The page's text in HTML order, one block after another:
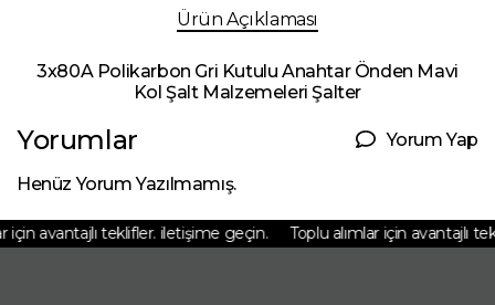
Ürün Açıklaması
3x80A Polikarbon Gri Kutulu Anahtar Önden Mavi
Kol Şalt Malzemeleri Şalter
Yorumlar Yorum Yap
Henüz Yorum Yazılmamış.
avantajlı teklifler. iletişime geçin. Toplu alımlar için avantajlı